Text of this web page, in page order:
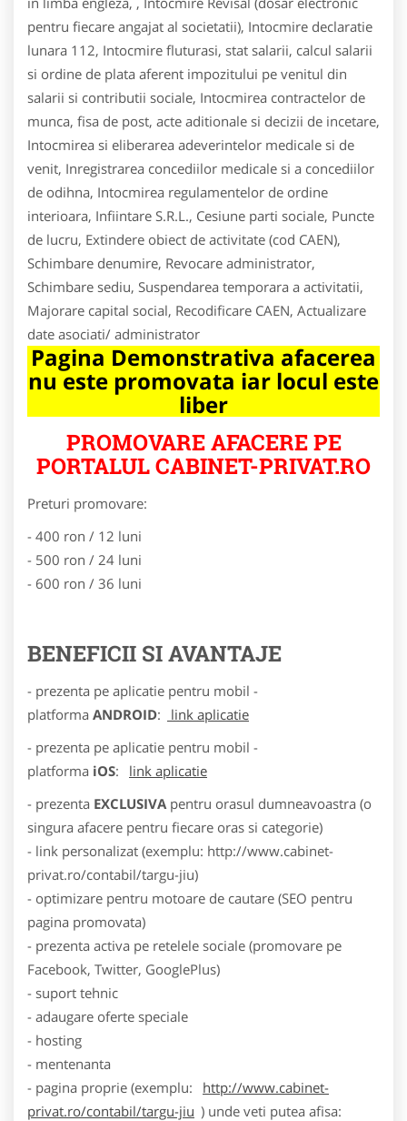
pentru fiecare angajat al societatii), Intocmire declaratie
lunara 112, Intocmire fluturasi, stat salarii, calcul salarii
si ordine de plata aferent impozitului pe venitul din
salarii si contributii sociale, Intocmirea contractelor de
munca, fisa de post, acte aditionale si decizii de incetare,
Intocmirea si eliberarea adeverintelor medicale si de
venit, Inregistrarea concediilor medicale si a concediilor
de odihna, Intocmirea regulamentelor de ordine
interioara, Infiintare S.R.L., Cesiune parti sociale, Puncte
de lucru, Extindere obiect de activitate (cod CAEN),
Schimbare denumire, Revocare administrator,
Schimbare sediu, Suspendarea temporara a activitatii,
Majorare capital social, Recodificare CAEN, Actualizare
date asociati/ administrator
Pagina Demonstrativa afacerea
nu este promovata iar locul este
liber
PROMOVARE AFACERE PE
PORTALUL CABINET-PRIVAT.RO
Preturi promovare:
- 400 ron / 12 luni
- 500 ron / 24 luni
- 600 ron / 36 luni
BENEFICII SI AVANTAJE
- prezenta pe aplicatie pentru mobil -
platforma ANDROID:
link aplicatie
- prezenta pe aplicatie pentru mobil -
platforma iOS:
link aplicatie
- prezenta EXCLUSIVA pentru orasul dumneavoastra (o
singura afacere pentru fiecare oras si categorie)
- link personalizat (exemplu: http://www.cabinet-
privat.ro/contabil/targu-jiu)
- optimizare pentru motoare de cautare (SEO pentru
pagina promovata)
- prezenta activa pe retelele sociale (promovare pe
Facebook, Twitter, GooglePlus)
- suport tehnic
- adaugare oferte speciale
- hosting
- mentenanta
- pagina proprie (exemplu:
http://www.cabinet-
privat.ro/contabil/targu-jiu ) unde veti putea afisa: